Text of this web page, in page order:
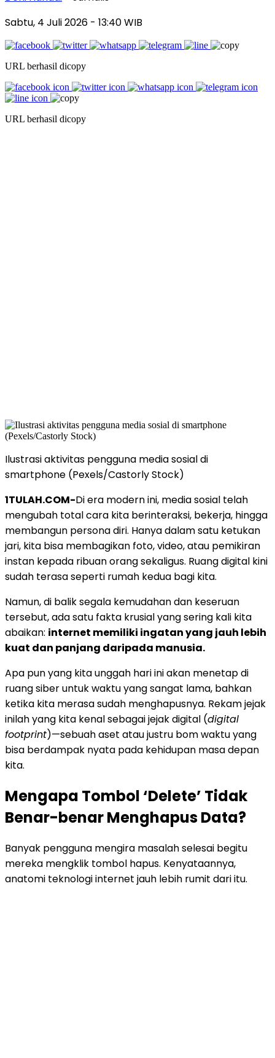
Sabtu, 4 Juli 2026 - 13:40 WIB
URL berhasil dicopy
URL berhasil dicopy
Ilustrasi aktivitas pengguna media sosial di
smartphone (Pexels/Castorly Stock)
1TULAH.COM-Di era modern ini, media sosial telah
mengubah total cara kita berinteraksi, bekerja, hingga
membangun persona diri. Hanya dalam satu ketukan
jari, kita bisa membagikan foto, video, atau pemikiran
instan kepada ribuan orang sekaligus. Ruang digital kini
sudah terasa seperti rumah kedua bagi kita.
Namun, di balik segala kemudahan dan keseruan
tersebut, ada satu fakta krusial yang sering kali kita
abaikan: internet memiliki ingatan yang jauh lebih
kuat dan panjang daripada manusia.
Apa pun yang kita unggah hari ini akan menetap di
ruang siber untuk waktu yang sangat lama, bahkan
ketika kita merasa sudah menghapusnya. Rekam jejak
inilah yang kita kenal sebagai jejak digital (digital
footprint)—sebuah aset atau justru bom waktu yang
bisa berdampak nyata pada kehidupan masa depan
kita.
Mengapa Tombol ‘Delete’ Tidak
Benar-benar Menghapus Data?
Banyak pengguna mengira masalah selesai begitu
mereka mengklik tombol hapus. Kenyataannya,
anatomi teknologi internet jauh lebih rumit dari itu.